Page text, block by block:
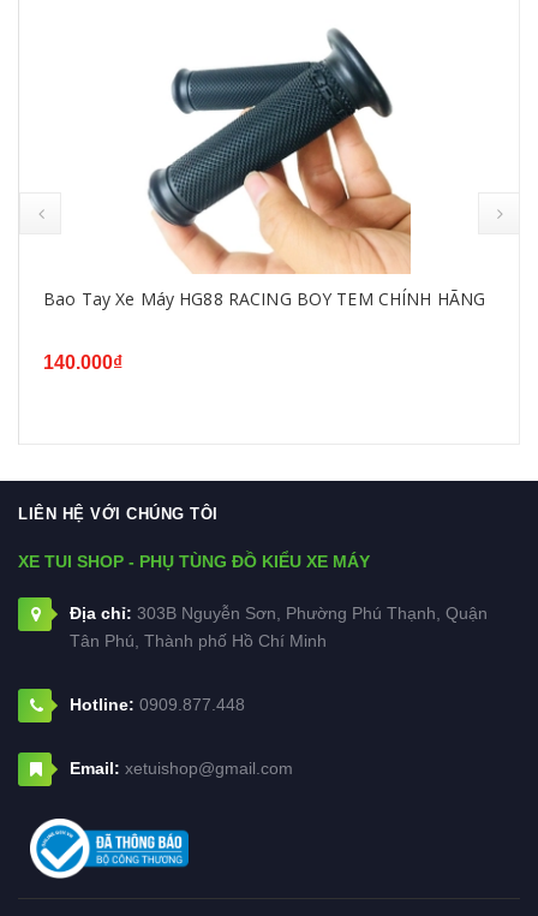
Bao Tay Xe Máy HG88 RACING BOY TEM CHÍNH HÃNG
140.000₫
LIÊN HỆ VỚI CHÚNG TÔI
XE TUI SHOP - PHỤ TÙNG ĐỒ KIỂU XE MÁY
Địa chỉ: 303B Nguyễn Sơn, Phường Phú Thạnh, Quận
Tân Phú, Thành phố Hồ Chí Minh
Hotline: 0909.877.448
Email: xetuishop@gmail.com